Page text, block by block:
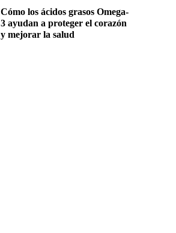
Cómo los ácidos grasos Omega-
3 ayudan a proteger el corazón
y mejorar la salud